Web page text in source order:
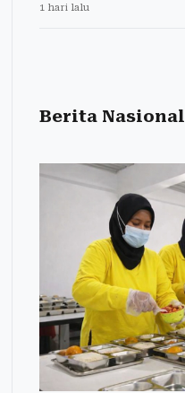
1 hari lalu
Berita Nasional